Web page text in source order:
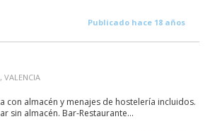
Publicado hace 18 años
VALENCIA
con almacén y menajes de hostelería incluidos.
sin almacén. Bar-Restaurante...